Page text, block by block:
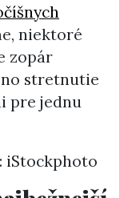
niektoré
zopár
stretnutie
pre jednu